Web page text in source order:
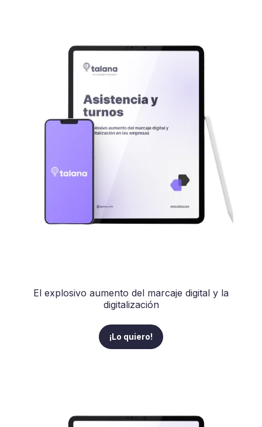
El explosivo aumento del marcaje digital y la
digitalización
¡Lo quiero!